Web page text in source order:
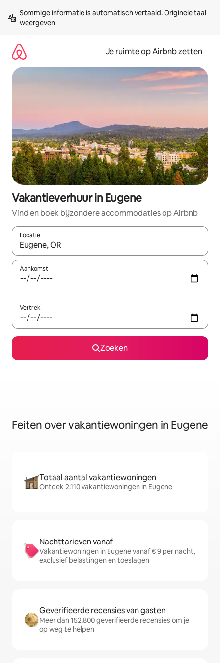
direct
naar
Sommige informatie is automatisch vertaald. Originele taal
weergeven
Je ruimte op Airbnb zetten
Vakantieverhuur in Eugene
Vind en boek bijzondere accommodaties op Airbnb
Locatie
Wanneer er suggesties beschikbaar zijn, maak je een keuze
Aankomst
Vertrek
Zoeken
Feiten over vakantiewoningen in Eugene
Totaal aantal vakantiewoningen
Ontdek 2.110 vakantiewoningen in Eugene
Nachttarieven vanaf
Vakantiewoningen in Eugene vanaf € 9 per nacht,
exclusief belastingen en toeslagen
Geverifieerde recensies van gasten
Meer dan 152.800 geverifieerde recensies om je
op weg te helpen